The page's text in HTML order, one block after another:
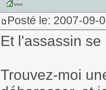
Posté le: 2007-09-
Et l'assassin
Trouvez-moi